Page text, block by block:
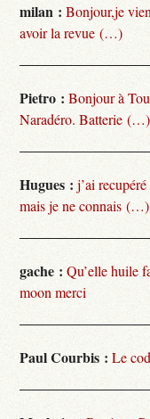
milan : Bonjour,je
avoir la revue (…)
Pietro : Bonjour à
Naradéro. Batterie (…)
Hugues : j’ai
mais je ne connais (…)
gache : Qu’elle huile
moon merci
Paul Courbis : Le